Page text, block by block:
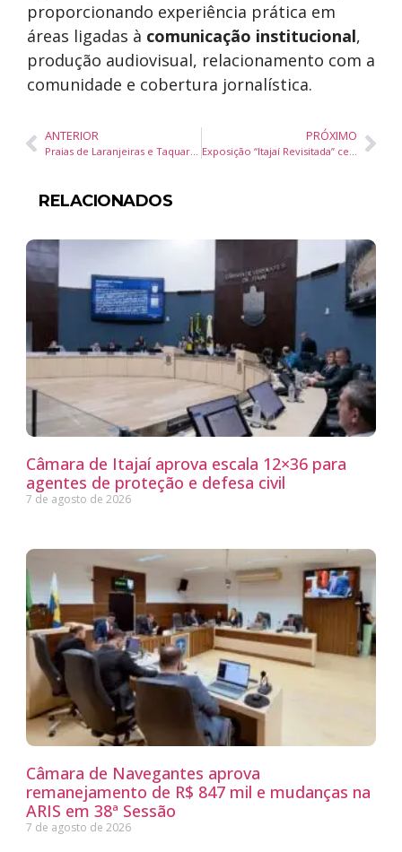
proporcionando experiência prática em
áreas ligadas à comunicação institucional,
produção audiovisual, relacionamento com a
comunidade e cobertura jornalística.
ANTERIOR
Praias de Laranjeiras e Taquaras registram novos lanços de tainha em Balneário Camboriú
PRÓXIMO
Exposição “Itajaí Revisitada” celebra os 166 anos de Itajaí com fotografias do patrimônio histórico e cultural
RELACIONADOS
Câmara de Itajaí aprova escala 12×36 para
agentes de proteção e defesa civil
7 de agosto de 2026
Câmara de Navegantes aprova
remanejamento de R$ 847 mil e mudanças na
ARIS em 38ª Sessão
7 de agosto de 2026